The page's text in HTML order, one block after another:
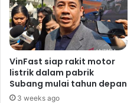
VinFast siap rakit motor
listrik dalam pabrik
Subang mulai tahun depan
3 weeks ago